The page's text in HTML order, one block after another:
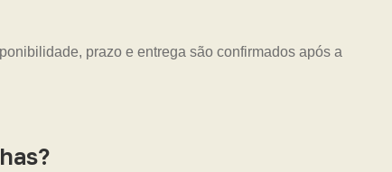
prazo e entrega são confirmados após a